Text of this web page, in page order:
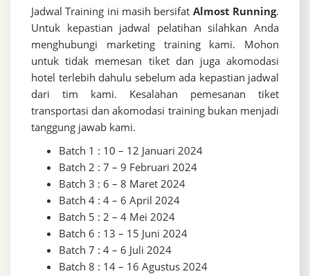
Jadwal Training ini masih bersifat Almost Running.
Untuk kepastian jadwal pelatihan silahkan Anda
menghubungi marketing training kami. Mohon
untuk tidak memesan tiket dan juga akomodasi
hotel terlebih dahulu sebelum ada kepastian jadwal
dari tim kami. Kesalahan pemesanan tiket
transportasi dan akomodasi training bukan menjadi
tanggung jawab kami.
Batch 1 : 10 – 12 Januari 2024
Batch 2 : 7 – 9 Februari 2024
Batch 3 : 6 – 8 Maret 2024
Batch 4 : 4 – 6 April 2024
Batch 5 : 2 – 4 Mei 2024
Batch 6 : 13 – 15 Juni 2024
Batch 7 : 4 – 6 Juli 2024
Batch 8 : 14 – 16 Agustus 2024